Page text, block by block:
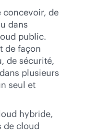
concevoir, de
dans
public.
de façon
de sécurité,
plusieurs
seul et
hybride,
de cloud